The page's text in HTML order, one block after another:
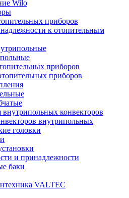
Wilo
приборов
к отопительным
приборов
приборов
внутрипольных конвекторов
внутрипольных
головки
и принадлежности
баки
VALTEC